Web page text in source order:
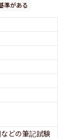
準がある
どの筆記試験